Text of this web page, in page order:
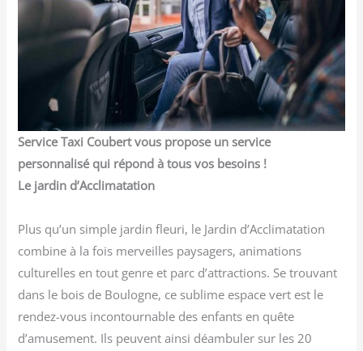
Service Taxi Coubert vous propose un service
personnalisé qui répond à tous vos besoins !
Le jardin d’Acclimatation
Plus qu’un simple jardin fleuri, le Jardin d’Acclimatation
combine à la fois merveilles paysagers, animations
culturelles en tout genre et parc d’attractions. Se trouvant
dans le bois de Boulogne, ce sublime espace vert est le
rendez-vous incontournable des enfants en quête
d’amusement. Ils peuvent ainsi déambuler sur les 20